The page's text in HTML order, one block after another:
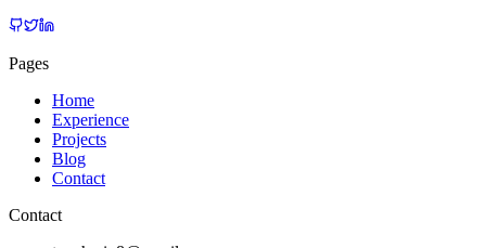
Pages
Home
Experience
Projects
Blog
Contact
Contact